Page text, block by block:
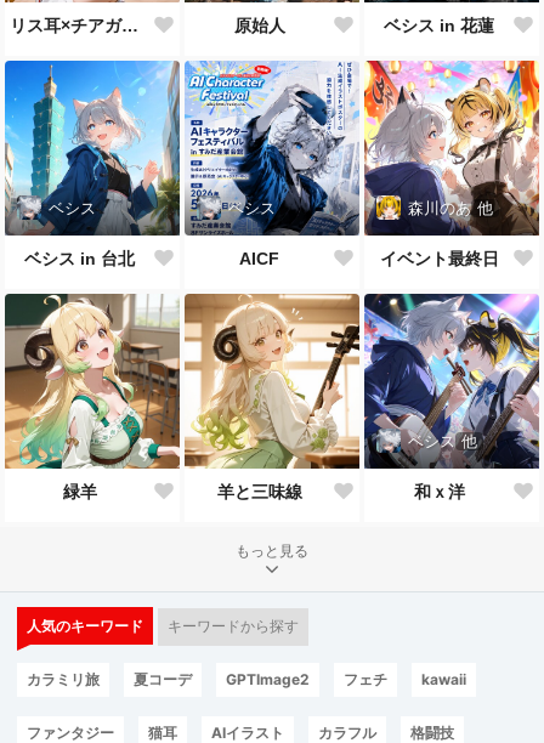
リス耳×チアガール 原始人 ベシス in 花蓮
ベシス
ベシス in 台北
ベシス
AICF
森川のあ 他
イベント最終日
緑羊 羊と三味線
ベシス 他
和ｘ洋
もっと見る
人気のキーワード キーワードから探す
カラミリ旅 夏コーデ GPTImage2 フェチ kawaii
ファンタジー 猫耳 AIイラスト カラフル 格闘技